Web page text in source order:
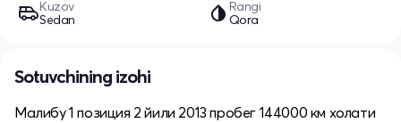
Kuzov
Sedan
Rangi
Qora
Sotuvchining izohi
Малибу 1 позиция 2 йили 2013 пробег 144000 км холати